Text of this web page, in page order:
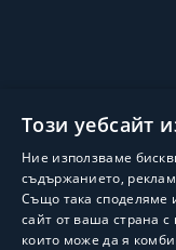
Този уебсайт
Ние използваме
съдържанието,
Също така споделяме
сайт от ваша страна
които може да я